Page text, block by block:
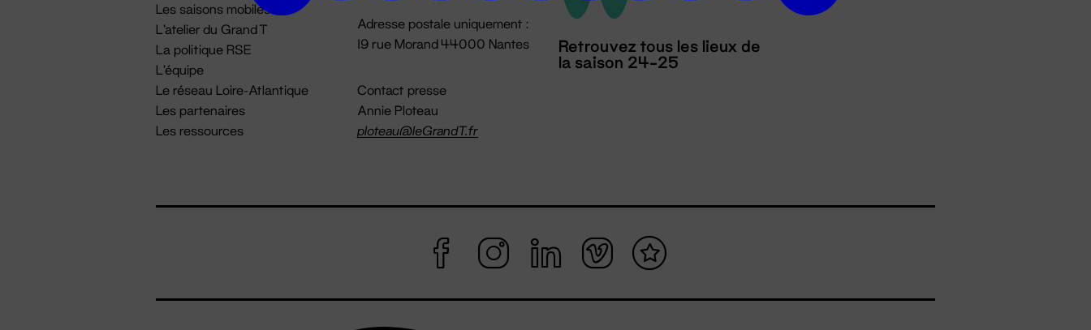
Les saisons mobiles
L'atelier du Grand T
La politique RSE
L'équipe
Le réseau Loire-Atlantique
Les partenaires
Les ressources
Adresse postale uniquement :
19 rue Morand 44000 Nantes
Contact presse
Annie Ploteau
ploteau@leGrandT.fr
Retrouvez tous les lieux de
la saison 24-25